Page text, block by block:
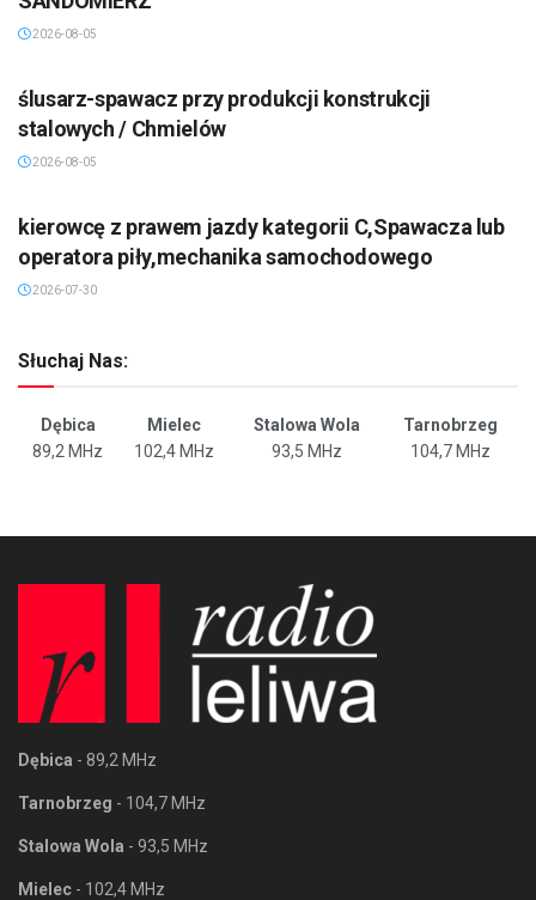
2026-08-05
ślusarz-spawacz przy produkcji konstrukcji
stalowych / Chmielów
2026-08-05
kierowcę z prawem jazdy kategorii C,Spawacza lub
operatora piły,mechanika samochodowego
2026-07-30
Słuchaj Nas:
Dębica Mielec Stalowa Wola
Tarnobrzeg
89,2 MHz
102,4 MHz 93,5 MHz 104,7 MHz
Dębica - 89,2 MHz
Tarnobrzeg - 104,7 MHz
Stalowa Wola - 93,5 MHz
Mielec - 102,4 MHz